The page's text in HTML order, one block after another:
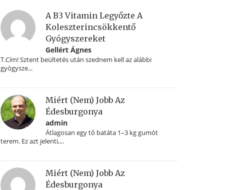
A B3 Vitamin Legyőzte A
Koleszterincsökkentő
Gyógyszereket
Gellért Ágnes
T.Cím! Sztent beültetés után szednem kell az alábbi
gyógysze...
Miért (nem) Jobb Az
Édesburgonya
admin
Átlagosan egy tő batáta 1–3 kg gumót
terem. Ez azt jelenti,...
Miért (nem) Jobb Az
Édesburgonya